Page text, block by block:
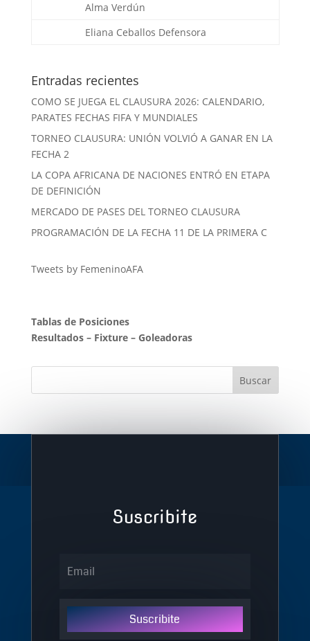
Alma Verdún
Eliana Ceballos Defensora
Entradas recientes
COMO SE JUEGA EL CLAUSURA 2026: CALENDARIO,
PARATES FECHAS FIFA Y MUNDIALES
TORNEO CLAUSURA: UNIÓN VOLVIÓ A GANAR EN LA
FECHA 2
LA COPA AFRICANA DE NACIONES ENTRÓ EN ETAPA
DE DEFINICIÓN
MERCADO DE PASES DEL TORNEO CLAUSURA
PROGRAMACIÓN DE LA FECHA 11 DE LA PRIMERA C
Tweets by FemeninoAFA
Tablas de Posiciones
Resultados– Fixture– Goleadoras
Suscribite
Suscribite